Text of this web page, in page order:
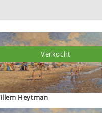
Willem Heytman
Verkocht